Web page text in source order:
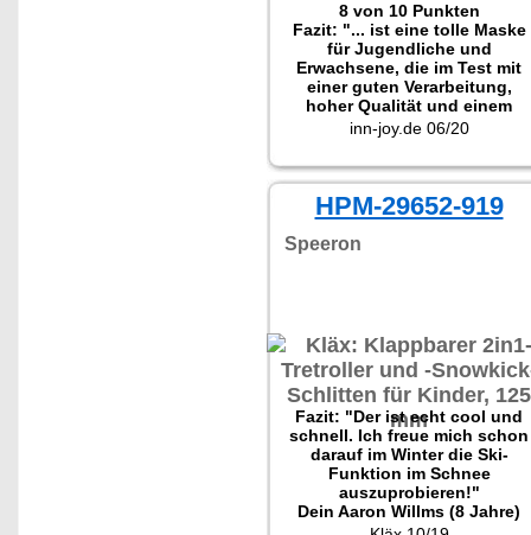
8 von 10 Punkten
Fazit: "... ist eine tolle Maske
für Jugendliche und
Erwachsene, die im Test mit
einer guten Verarbeitung,
hoher Qualität und einem
tollen Preis-Leistungs-
Verhältnis überzeugen
konnte."
inn-joy.de 06/20
HPM-29652-919
Speeron
Fazit: "Der ist echt cool und
schnell. Ich freue mich schon
darauf im Winter die Ski-
Funktion im Schnee
auszuprobieren!"
Dein Aaron Willms (8 Jahre)